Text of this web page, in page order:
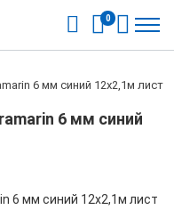
0
6 мм синий 12х2,1м лист
6 мм синий